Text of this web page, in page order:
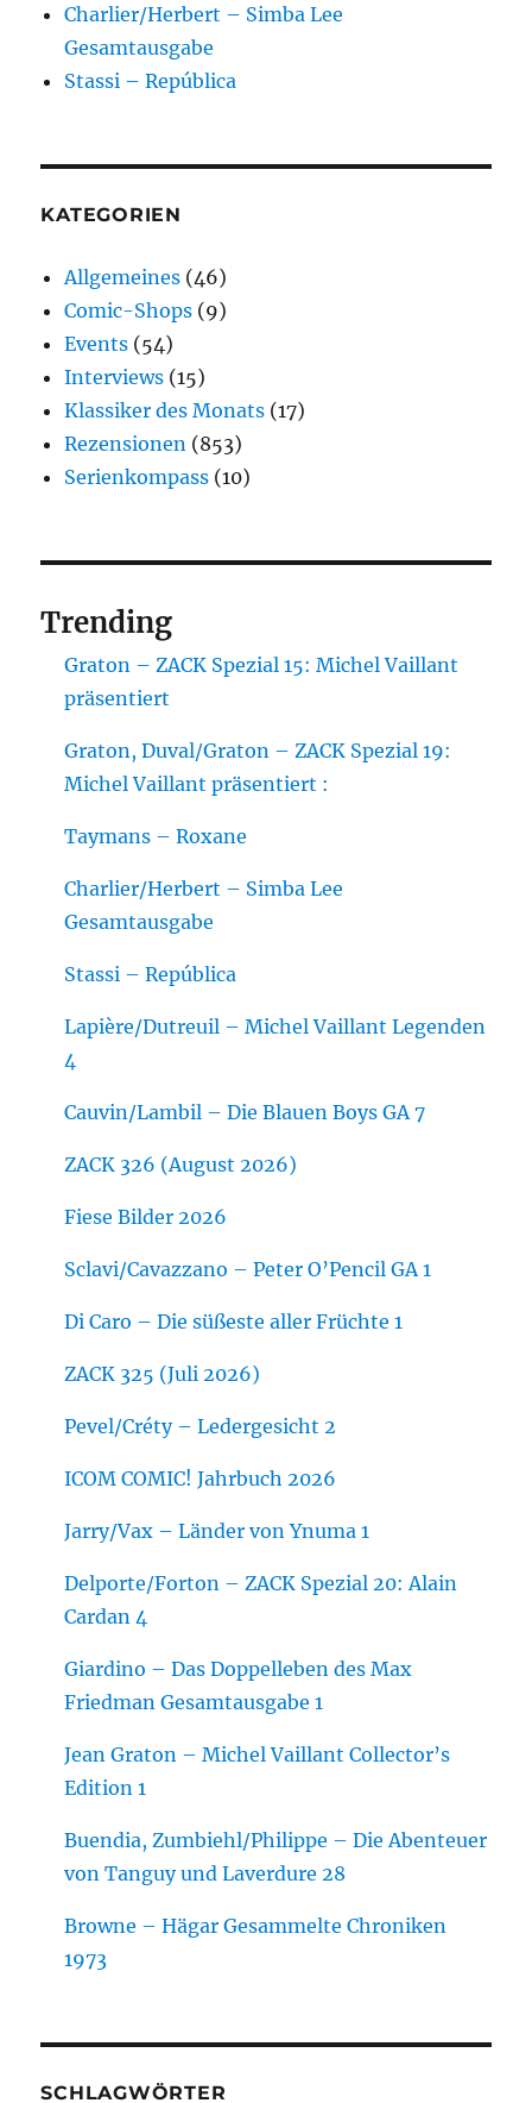
Charlier/Herbert – Simba Lee
Gesamtausgabe
Stassi – República
KATEGORIEN
Allgemeines (46)
Comic-Shops (9)
Events (54)
Interviews (15)
Klassiker des Monats (17)
Rezensionen (853)
Serienkompass (10)
Trending
Graton – ZACK Spezial 15: Michel Vaillant
präsentiert
Graton, Duval/Graton – ZACK Spezial 19:
Michel Vaillant präsentiert :
Taymans – Roxane
Charlier/Herbert – Simba Lee
Gesamtausgabe
Stassi – República
Lapière/Dutreuil – Michel Vaillant Legenden
4
Cauvin/Lambil – Die Blauen Boys GA 7
ZACK 326 (August 2026)
Fiese Bilder 2026
Sclavi/Cavazzano – Peter O’Pencil GA 1
Di Caro – Die süßeste aller Früchte 1
ZACK 325 (Juli 2026)
Pevel/Créty – Ledergesicht 2
ICOM COMIC! Jahrbuch 2026
Jarry/Vax – Länder von Ynuma 1
Delporte/Forton – ZACK Spezial 20: Alain
Cardan 4
Giardino – Das Doppelleben des Max
Friedman Gesamtausgabe 1
Jean Graton – Michel Vaillant Collector’s
Edition 1
Buendia, Zumbiehl/Philippe – Die Abenteuer
von Tanguy und Laverdure 28
Browne – Hägar Gesammelte Chroniken
1973
SCHLAGWÖRTER